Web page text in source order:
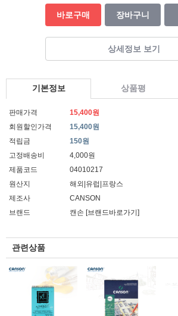
바로구매 장바구니
상세정보 보기
기본정보 상품평
판매가격
15,400원
회원할인가격
15,400원
적립금
150원
고정배송비
4,000원
제품코드
04010217
원산지
해외|유럽|프랑스
제조사
CANSON
브랜드
캔손 [브랜드바로가기]
관련상품